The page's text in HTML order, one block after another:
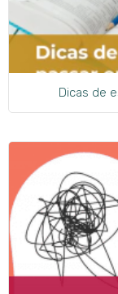
Dicas de